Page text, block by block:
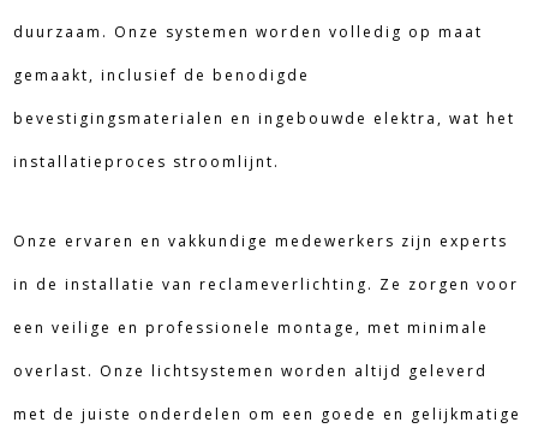
duurzaam. Onze systemen worden volledig op maat
gemaakt, inclusief de benodigde
bevestigingsmaterialen en ingebouwde elektra, wat het
installatieproces stroomlijnt.
Onze ervaren en vakkundige medewerkers zijn experts
in de installatie van reclameverlichting. Ze zorgen voor
een veilige en professionele montage, met minimale
overlast. Onze lichtsystemen worden altijd geleverd
met de juiste onderdelen om een goede en gelijkmatige